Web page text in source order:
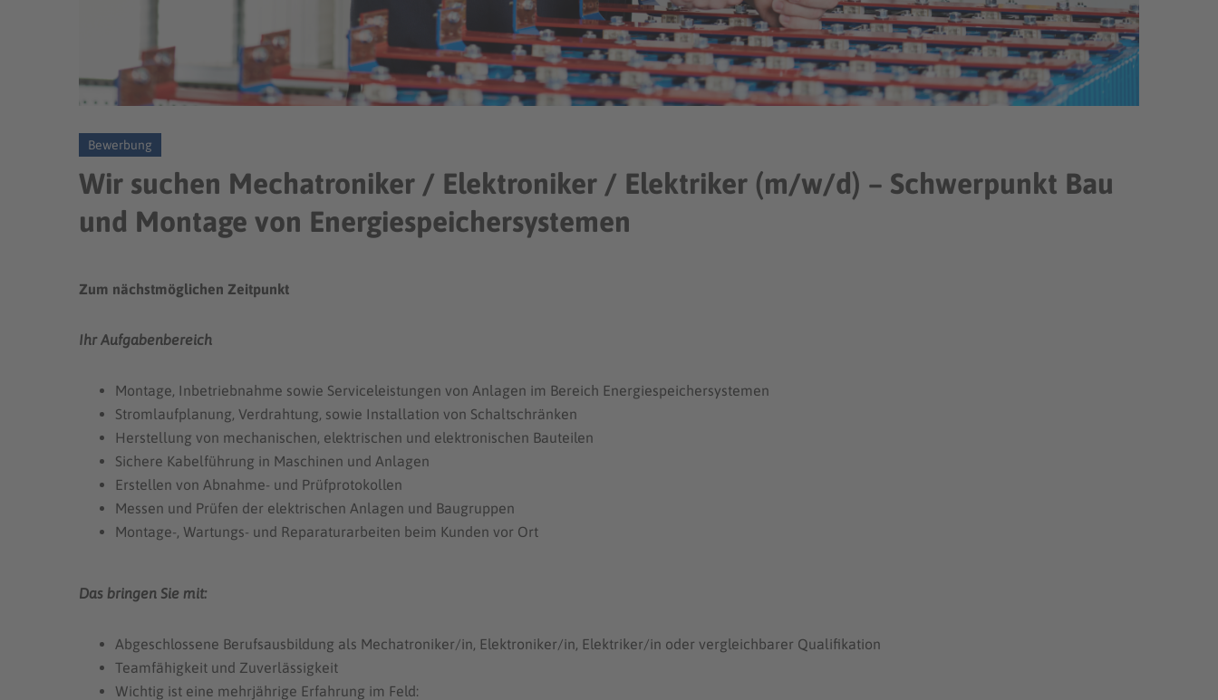
Bewerbung
Wir suchen Mechatroniker / Elektroniker / Elektriker (m/w/d) – Schwerpunkt Bau
und Montage von Energiespeichersystemen
Zum nächstmöglichen Zeitpunkt
Ihr Aufgabenbereich
Montage, Inbetriebnahme sowie Serviceleistungen von Anlagen im Bereich Energiespeichersystemen
Stromlaufplanung, Verdrahtung, sowie Installation von Schaltschränken
Herstellung von mechanischen, elektrischen und elektronischen Bauteilen
Sichere Kabelführung in Maschinen und Anlagen
Erstellen von Abnahme- und Prüfprotokollen
Messen und Prüfen der elektrischen Anlagen und Baugruppen
Montage-, Wartungs- und Reparaturarbeiten beim Kunden vor Ort
Das bringen Sie mit:
Abgeschlossene Berufsausbildung als Mechatroniker/in, Elektroniker/in, Elektriker/in oder vergleichbarer Qualifikation
Teamfähigkeit und Zuverlässigkeit
Wichtig ist eine mehrjährige Erfahrung im Feld: